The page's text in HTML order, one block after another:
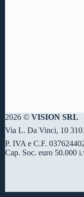
2026 © VISION SRL
Via L. Da Vinci, 10
P. IVA e C.F.
Cap. Soc. euro 50.000